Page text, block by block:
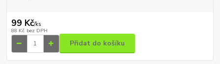
99 Kč/ks
88 Kč bez DPH
Přidat do košíku